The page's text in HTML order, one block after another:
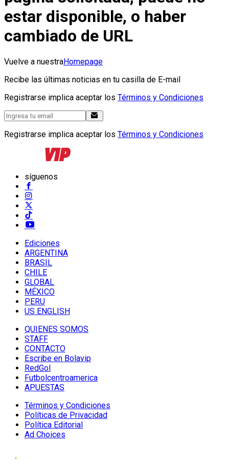
estar disponible, o haber
cambiado de URL
Vuelve a nuestraHomepage
Recibe las últimas noticias en tu casilla de E-mail
Registrarse implica aceptar los Términos y Condiciones
Registrarse implica aceptar los Términos y Condiciones
síguenos
Ediciones
ARGENTINA
BRASIL
CHILE
GLOBAL
MÉXICO
PERU
US ENGLISH
QUIENES SOMOS
STAFF
CONTACTO
Escribe en Bolavip
RedGol
Futbolcentroamerica
APUESTAS
Términos y Condiciones
Políticas de Privacidad
Política Editorial
Ad Choices